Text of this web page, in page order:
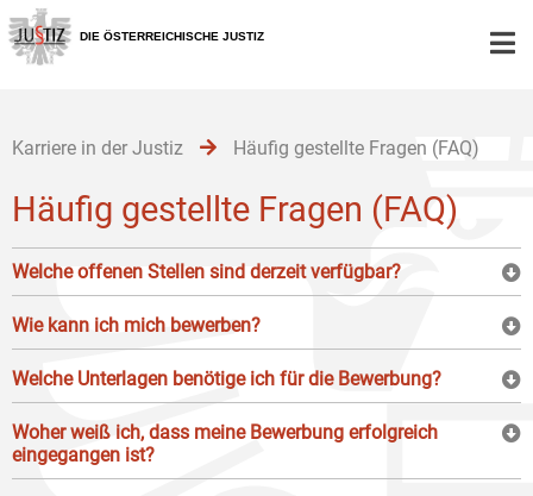
Zur
Hauptnavigation
[1]
Zum
Inhalt
[2]
Zum
Untermenü
[3]
DIE ÖSTERREICHISCHE JUSTIZ
Karriere in der Justiz Häufig gestellte Fragen (FAQ)
Häufig gestellte Fragen (FAQ)
Welche offenen Stellen sind derzeit verfügbar?
Wie kann ich mich bewerben?
Welche Unterlagen benötige ich für die Bewerbung?
Woher weiß ich, dass meine Bewerbung erfolgreich
eingegangen ist?